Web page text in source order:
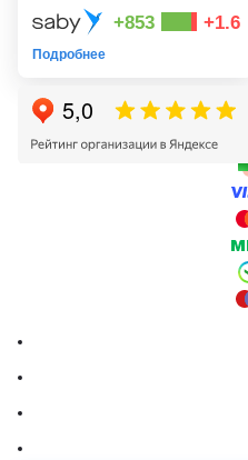
+853 +1.6
Подробнее